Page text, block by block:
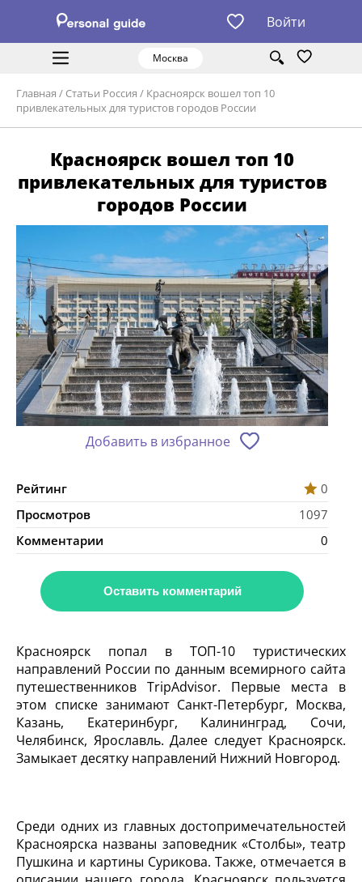
Войти
Москва
Главная / Статьи Россия / Красноярск вошел топ 10
привлекательных для туристов городов России
Красноярск вошел топ 10
привлекательных для туристов
городов России
Добавить в избранное
Рейтинг
0
Просмотров
1097
Комментарии
0
Оставить комментарий
Красноярск попал в ТОП-10 туристических
направлений России по данным всемирного сайта
путешественников TripAdvisor. Первые места в
этом списке занимают Санкт-Петербург, Москва,
Казань, Екатеринбург, Калининград, Сочи,
Челябинск, Ярославль. Далее следует Красноярск.
Замыкает десятку направлений Нижний Новгород.
Среди одних из главных достопримечательностей
Красноярска названы заповедник «Столбы», театр
Пушкина и картины Сурикова. Также, отмечается в